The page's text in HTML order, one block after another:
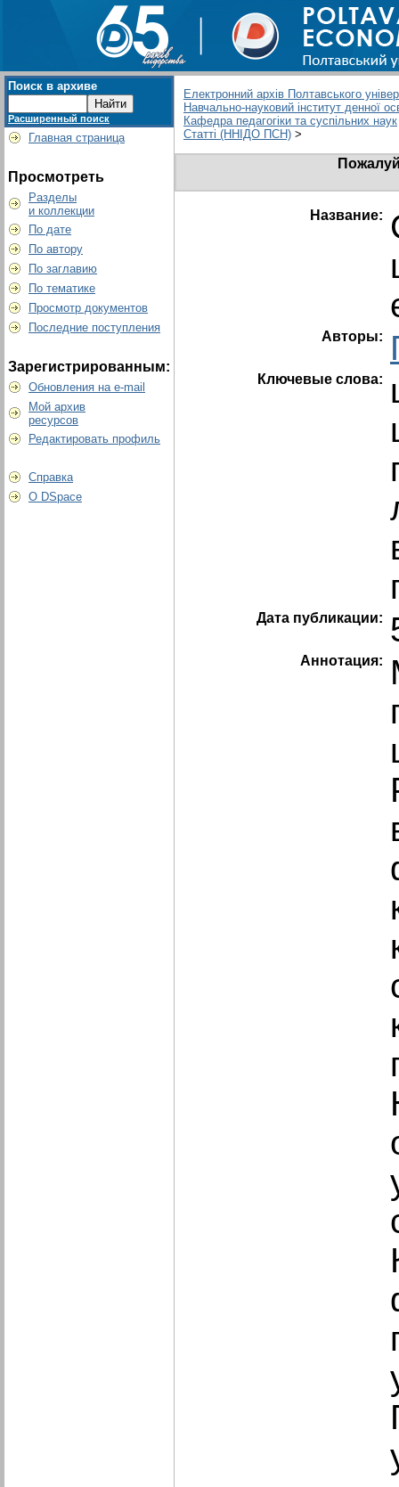
Поиск в архиве
Расширенный поиск
Главная страница
Просмотреть
Разделы
и коллекции
По дате
По автору
По заглавию
По тематике
Просмотр документов
Последние поступления
Зарегистрированным:
Обновления на e-mail
Мой архив
ресурсов
Редактировать профиль
Справка
О DSpace
Електронний архів Полтавського
Навчально-науковий інститут денної
Кафедра педагогіки та суспільних наук
Статті (ННІДО ПСН) >
Название:
Авторы:
Ключевые слова:
Дата публикации:
Аннотация: